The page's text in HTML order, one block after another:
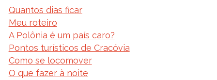
Quantos dias ficar
Meu roteiro
A Polônia é um país caro?
Pontos turísticos de Cracóvia
Como se locomover
O que fazer à noite